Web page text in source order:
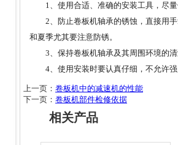
1、使用合适、准确的安装工具，尽量
2、防止卷板机轴承的锈蚀，直接用手
和夏季尤其要注意防锈。
3、保持卷板机轴承及其周围环境的清
4、使用安装时要认真仔细，不允许强
上一页： 卷板机中的减速机的性能
下一页： 卷板机部件检修依据
相关产品